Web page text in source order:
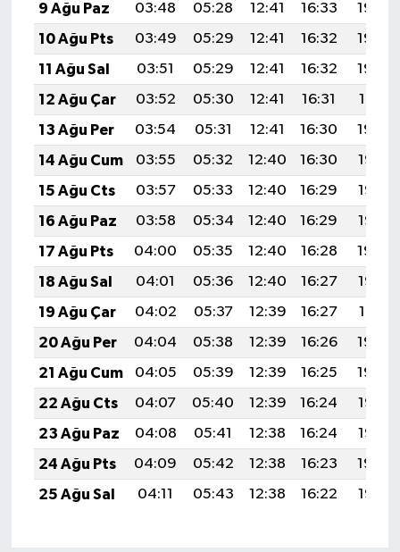
9 Ağu Paz
03:48 05:28 12:41 16:33
19:45
10 Ağu Pts
03:49 05:29 12:41 16:32
19:44
11 Ağu Sal
03:51 05:29 12:41 16:32
19:42
12 Ağu Çar
03:52 05:30 12:41 16:31
19:41
13 Ağu Per
03:54 05:31 12:41 16:30
19:40
14 Ağu Cum
03:55 05:32 12:40 16:30
19:38
15 Ağu Cts
03:57 05:33 12:40 16:29
19:37
16 Ağu Paz
03:58 05:34 12:40 16:29
19:36
17 Ağu Pts
04:00 05:35 12:40 16:28
19:34
18 Ağu Sal
04:01 05:36 12:40 16:27
19:33
19 Ağu Çar
04:02 05:37 12:39 16:27
19:31
20 Ağu Per
04:04 05:38 12:39 16:26
19:30
21 Ağu Cum
04:05 05:39 12:39 16:25
19:29
22 Ağu Cts
04:07 05:40 12:39 16:24
19:27
23 Ağu Paz
04:08 05:41 12:38 16:24
19:26
24 Ağu Pts
04:09 05:42 12:38 16:23
19:24
25 Ağu Sal
04:11 05:43 12:38 16:22 19:22